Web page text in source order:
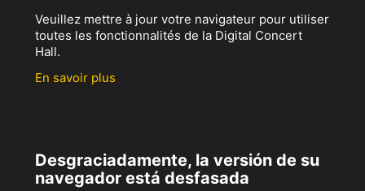
Veuillez mettre à jour votre navigateur pour utiliser
toutes les fonctionnalités de la Digital Concert
Hall.
En savoir plus
Desgraciadamente, la versión de su
navegador está desfasada